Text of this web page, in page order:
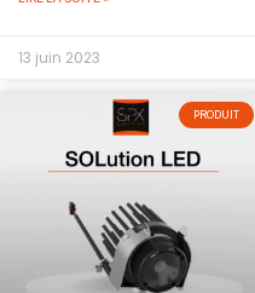
13 juin 2023
PRODUIT